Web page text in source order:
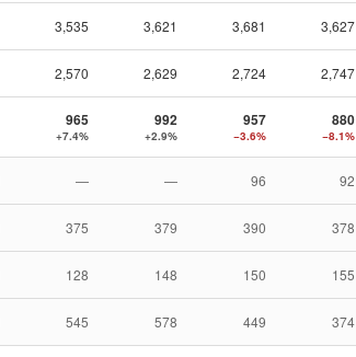
3,535 3,621 3,681 3,627
2,570 2,629 2,724 2,747
965
+7.4%
992
+2.9%
957
−3.6%
880
−8.1%
— — 96 92
375 379 390 378
128 148 150 155
545 578 449 374